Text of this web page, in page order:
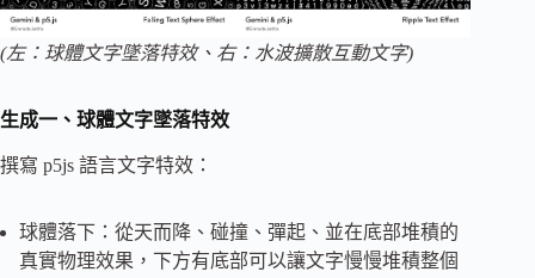
(左：球體文字墜落特效、右：水波擴散互動文字)
生成一、球體文字墜落特效
撰寫 p5js 語言文字特效：
球體落下：從天而降、碰撞、彈起、並在底部堆積的
真實物理效果，下方有底部可以讓文字慢慢堆積整個